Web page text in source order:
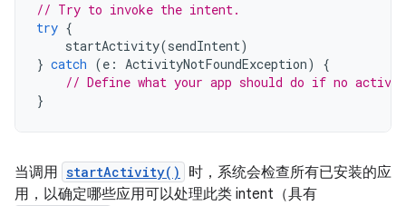
// Try to invoke the intent.
try {
startActivity(sendIntent)
} catch (e : ActivityNotFoundException)
{
// Define what your app should do if no
}
当调用 startActivity()
时，系统会检查所有已安装的应
用，以确定哪些应用可以处理此类 intent（具有